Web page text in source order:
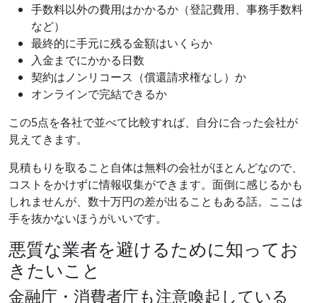
手数料以外の費用はかかるか（登記費用、事務手数料
など）
最終的に手元に残る金額はいくらか
入金までにかかる日数
契約はノンリコース（償還請求権なし）か
オンラインで完結できるか
この5点を各社で並べて比較すれば、自分に合った会社が
見えてきます。
見積もりを取ること自体は無料の会社がほとんどなので、
コストをかけずに情報収集ができます。面倒に感じるかも
しれませんが、数十万円の差が出ることもある話。ここは
手を抜かないほうがいいです。
悪質な業者を避けるために知ってお
きたいこと
金融庁・消費者庁も注意喚起している